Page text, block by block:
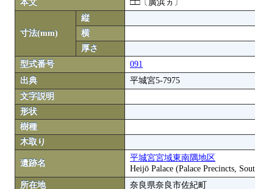
本文
□□〔廣浜ヵ〕
寸法(mm)
縦
横
厚さ
型式番号
091
出典
平城宮5-7975
文字説明
形状
樹種
木取り
遺跡名
平城宮宮域東南隅地区
Heijō Palace (Palace Precincts,
所在地
奈良県奈良市佐紀町